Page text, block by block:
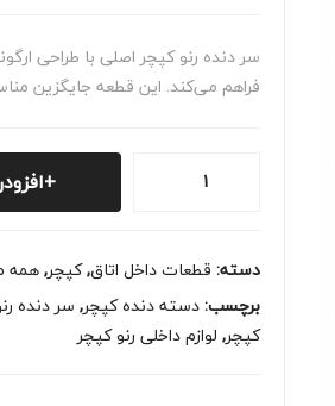
سر دنده رنو کپچر اصلی با طراحی
فراهم می‌کند. این قطعه جایگزین
کپچر
|
خرید
دسته: قطعات داخل اتاق,کپچر,همه
برچسب:دسته دنده کپچر, سر دنده
کپچر, لوازم داخلی رنو کپچر